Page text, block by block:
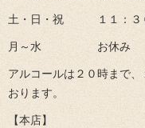
土・日・祝 １１：３０
月～水 お休み
アルコールは２０時まで
おります。
【本店】